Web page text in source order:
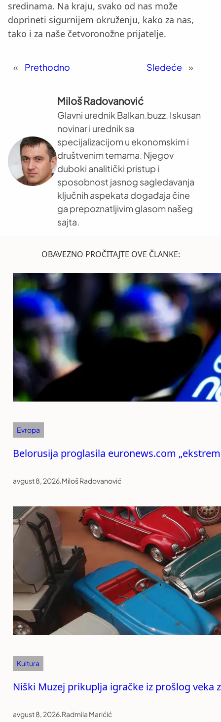
sredinama. Na kraju, svako od nas može
doprineti sigurnijem okruženju, kako za nas,
tako i za naše četvoronožne prijatelje.
« Prethodno Sledeće »
Miloš Radovanović
Glavni urednik Balkan.buzz. Iskusan
novinar i urednik sa
specijalizacijom u ekonomskim i
društvenim temama. Njegov
duboki analitički pristup i
sposobnost jasnog sagledavanja
ključnih aspekata događaja čine
ga prepoznatljivim glasom našeg
sajta.
OBAVEZNO PROČITAJTE OVE ČLANKE:
Evropa
Belorusija proglasila euronews.com
avgust 8, 2026.Miloš Radovanović
Kultura
Niški Muzej prikuplja igračke iz prošlog veka
avgust 8, 2026.Radmila Marićić